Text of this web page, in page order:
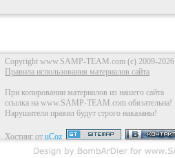
Copyright www.SAMP-TEAM.com (c) 2009-2026
Правила использования материалов сайта
При копировании материалов из нашего сайта
ссылка на www.SAMP-TEAM.com обязательна!
Нарушители правил будут строго наказаны!
Хостинг от uCoz